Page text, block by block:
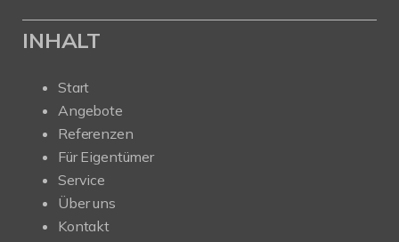
INHALT
Start
Angebote
Referenzen
Für Eigentümer
Service
Über uns
Kontakt